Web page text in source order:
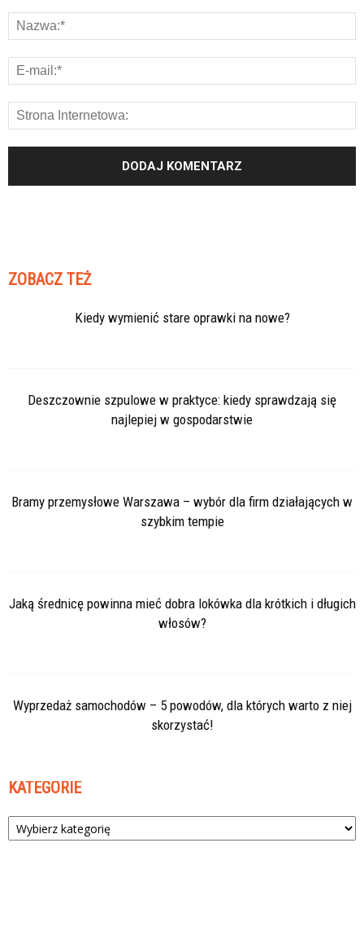
ZOBACZ TEŻ
Kiedy wymienić stare oprawki na nowe?
Deszczownie szpulowe w praktyce: kiedy sprawdzają się
najlepiej w gospodarstwie
Bramy przemysłowe Warszawa – wybór dla firm działających w
szybkim tempie
Jaką średnicę powinna mieć dobra lokówka dla krótkich i długich
włosów?
Wyprzedaż samochodów – 5 powodów, dla których warto z niej
skorzystać!
KATEGORIE
Kategorie